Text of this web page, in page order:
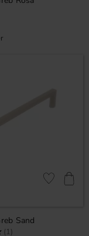
Sand
(1)
Gem som